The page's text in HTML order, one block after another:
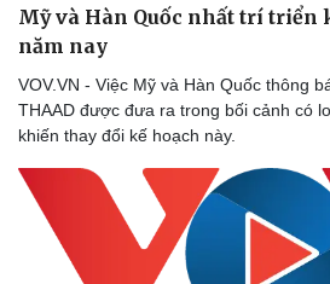
Lịch thi đấu bóng đá
Thế giới thể thao
Hậu trường
Xe
Mỹ và Hàn Quốc nhất trí triển
năm nay
VOV.VN - Việc Mỹ và Hàn Quốc thông
THAAD được đưa ra trong bối cảnh có
khiến thay đổi kế hoạch này.